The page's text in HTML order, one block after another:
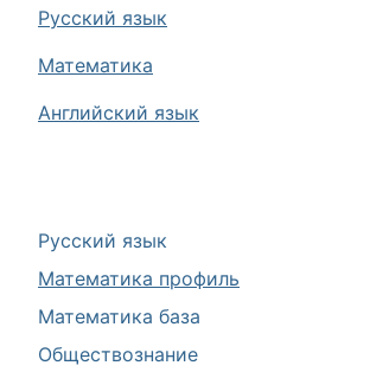
Русский язык
Математика профиль
Математика база
Обществознание
Русский язык
Математика
Английский язык